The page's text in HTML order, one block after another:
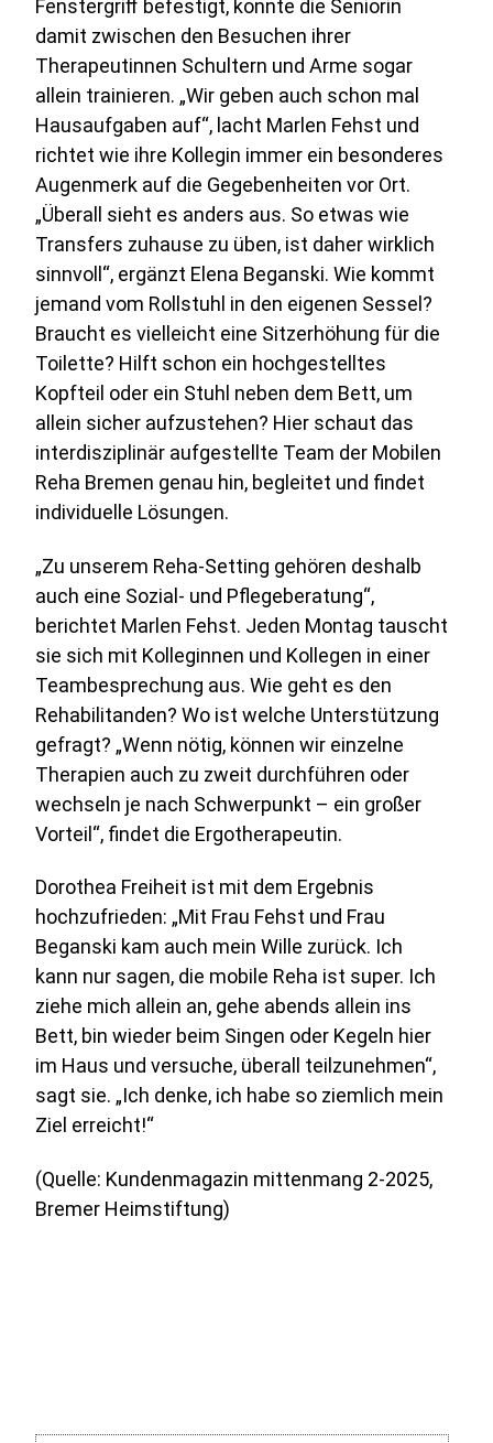
Fenstergriﬀ befestigt, konnte die Seniorin
damit zwischen den Besuchen ihrer
Therapeutinnen Schultern und Arme sogar
allein trainieren. „Wir geben auch schon mal
Hausaufgaben auf“, lacht Marlen Fehst und
richtet wie ihre Kollegin immer ein besonderes
Augenmerk auf die Gegebenheiten vor Ort.
„Überall sieht es anders aus. So etwas wie
Transfers zuhause zu üben, ist daher wirklich
sinnvoll“, ergänzt Elena Beganski. Wie kommt
jemand vom Rollstuhl in den eigenen Sessel?
Braucht es vielleicht eine Sitzerhöhung für die
Toilette? Hilft schon ein hochgestelltes
Kopfteil oder ein Stuhl neben dem Bett, um
allein sicher aufzustehen? Hier schaut das
interdisziplinär aufgestellte Team der Mobilen
Reha Bremen genau hin, begleitet und findet
individuelle Lösungen.
„Zu unserem Reha-Setting gehören deshalb
auch eine Sozial- und Pﬂegeberatung“,
berichtet Marlen Fehst. Jeden Montag tauscht
sie sich mit Kolleginnen und Kollegen in einer
Teambesprechung aus. Wie geht es den
Rehabilitanden? Wo ist welche Unterstützung
gefragt? „Wenn nötig, können wir einzelne
Therapien auch zu zweit durchführen oder
wechseln je nach Schwerpunkt – ein großer
Vorteil“, findet die Ergotherapeutin.
Dorothea Freiheit ist mit dem Ergebnis
hochzufrieden: „Mit Frau Fehst und Frau
Beganski kam auch mein Wille zurück. Ich
kann nur sagen, die mobile Reha ist super. Ich
ziehe mich allein an, gehe abends allein ins
Bett, bin wieder beim Singen oder Kegeln hier
im Haus und versuche, überall teilzunehmen“,
sagt sie. „Ich denke, ich habe so ziemlich mein
Ziel erreicht!“
(Quelle: Kundenmagazin mittenmang 2-2025,
Bremer Heimstiftung)